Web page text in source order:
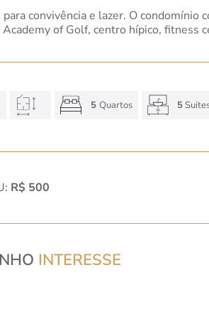
convivência e lazer. O
of Golf, centro hípico, fitness
5 Quartos 5
R$ 500
INTERESSE